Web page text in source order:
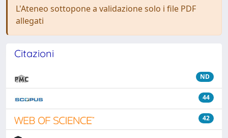
L'Ateneo sottopone a validazione solo i file PDF
allegati
Citazioni
ND
44
42